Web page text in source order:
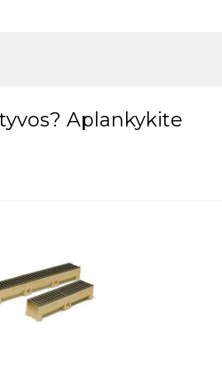
Aplankykite